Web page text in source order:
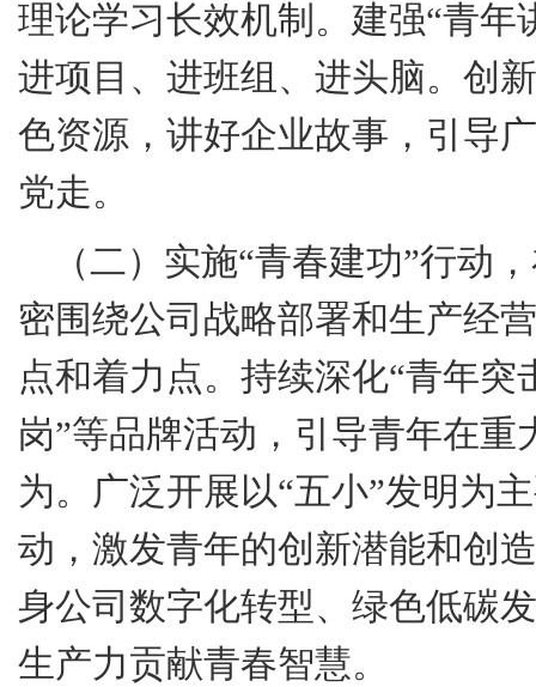
理论学习长效机制。建强“青年
进项目、进班组、进头脑。创
色资源，讲好企业故事，引导
党走。
（二）实施“青春建功”行动
密围绕公司战略部署和生产经
点和着力点。持续深化“青年突
岗”等品牌活动，引导青年在
为。广泛开展以“五小”发明为
动，激发青年的创新潜能和创
身公司数字化转型、绿色低碳
生产力贡献青春智慧。